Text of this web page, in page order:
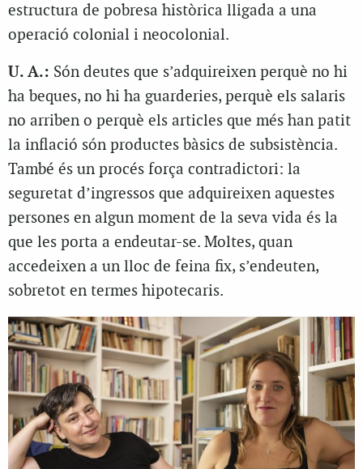
estructura de pobresa històrica lligada a una
operació colonial i neocolonial.
U. A.: Són deutes que s’adquireixen perquè no hi
ha beques, no hi ha guarderies, perquè els salaris
no arriben o perquè els articles que més han patit
la inflació són productes bàsics de subsistència.
També és un procés força contradictori: la
seguretat d’ingressos que adquireixen aquestes
persones en algun moment de la seva vida és la
que les porta a endeutar-se. Moltes, quan
accedeixen a un lloc de feina fix, s’endeuten,
sobretot en termes hipotecaris.